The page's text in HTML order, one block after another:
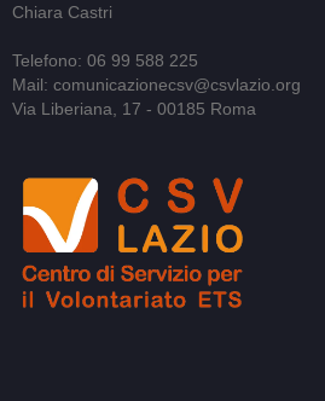
Chiara Castri
Telefono: 06 99 588 225
Mail: comunicazionecsv@csvlazio.org
Via Liberiana, 17 - 00185 Roma